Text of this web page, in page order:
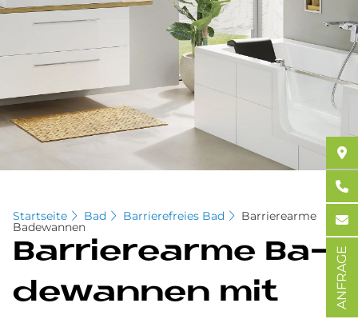
Startseite Bad Barrierefreies Bad Barrierearme
Badewannen
Bar­rie­re­ar­me Ba­
de­wan­nen mit
ANFRAGE